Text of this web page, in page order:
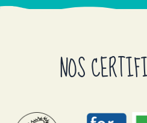
04 66 85 33 55
AU BONHEUR DU VRAC
NOS